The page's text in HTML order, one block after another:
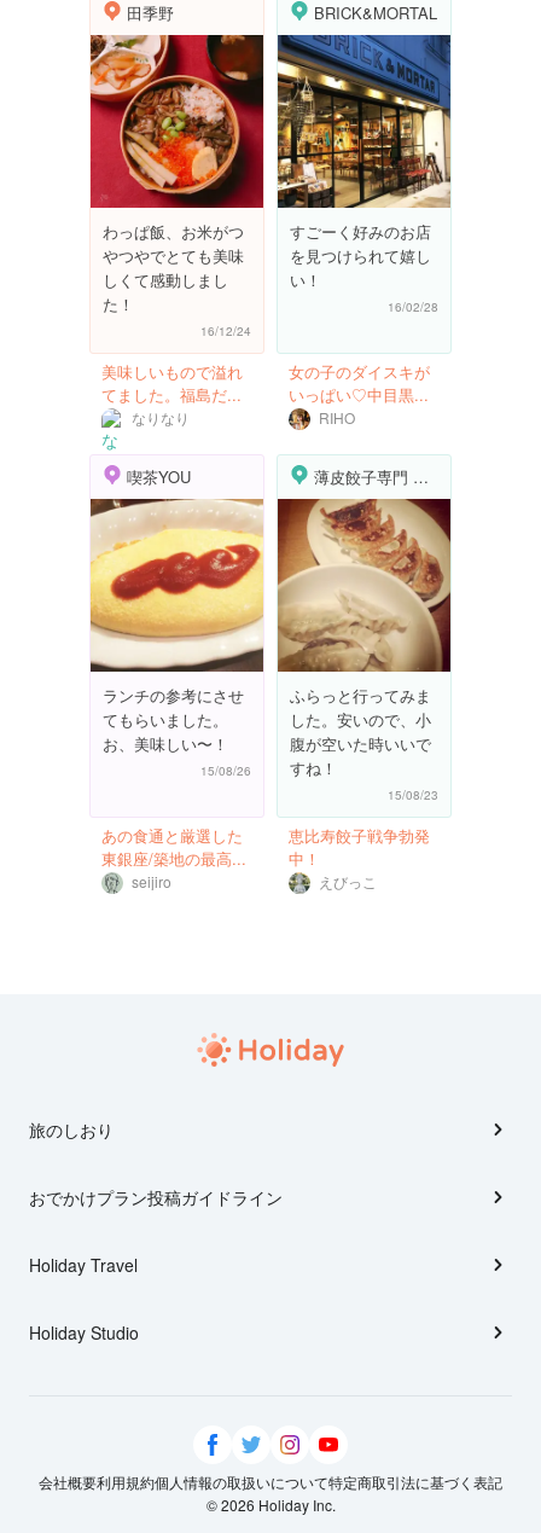
田季野
わっぱ飯、お米がつ
やつやでとても美味
しくて感動しまし
た！
16/12/24
美味しいもので溢れ
てました。福島だ...
なりなり
BRICK&MORTAL
すごーく好みのお店
を見つけられて嬉し
い！
16/02/28
女の子のダイスキが
いっぱい♡中目黒...
RIHO
喫茶YOU
ランチの参考にさせ
てもらいました。
お、美味しい〜！
15/08/26
あの食通と厳選した
東銀座/築地の最高...
seijiro
薄皮餃子専門 渋谷餃子 恵比寿店
ふらっと行ってみま
した。安いので、小
腹が空いた時いいで
すね！
15/08/23
恵比寿餃子戦争勃発
中！
えびっこ
旅のしおり
おでかけプラン投稿ガイドライン
Holiday Travel
Holiday Studio
会社概要利用規約個人情報の取扱いについて特定商取引法に基づく表記
© 2026 Holiday Inc.